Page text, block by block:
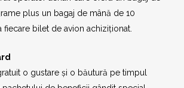
plus un bagaj de mână de 10
fiecare bilet de avion achiziționat.
o gustare și o băutură pe timpul